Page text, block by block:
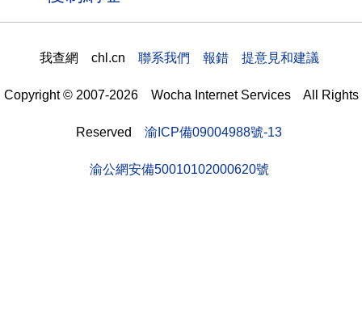
我查網 chl.cn 聯系我們 報錯 提意見和建議
Copyright © 2007-2026 Wocha Internet Services All Rights
Reserved 渝ICP備09004988號-13
渝公網安備50010102000620號